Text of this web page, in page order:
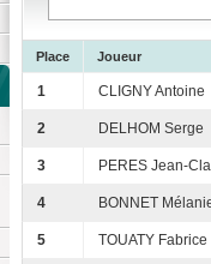
Place Joueur
1 CLIGNY Antoine
2 DELHOM Serge
3 PERES Jean-
4 BONNET
5 TOUATY Fabrice